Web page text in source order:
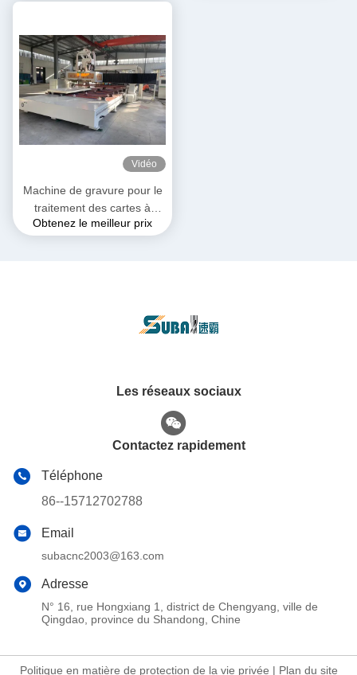
Vidéo
Machine de gravure pour le
traitement des cartes à
extrusion de mousse de
Obtenez le meilleur prix
Les réseaux sociaux
Contactez rapidement
Téléphone
86--15712702788
Email
subacnc2003@163.com
Adresse
N° 16, rue Hongxiang 1, district de Chengyang, ville de
Qingdao, province du Shandong, Chine
Politique en matière de protection de la vie privée | Plan du site